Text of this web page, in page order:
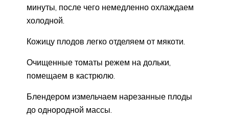
минуты, после чего немедленно охлаждаем
холодной.
Кожицу плодов легко отделяем от мякоти.
Очищенные томаты режем на дольки,
помещаем в кастрюлю.
Блендером измельчаем нарезанные плоды
до однородной массы.